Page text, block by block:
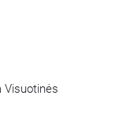
Visuotinės